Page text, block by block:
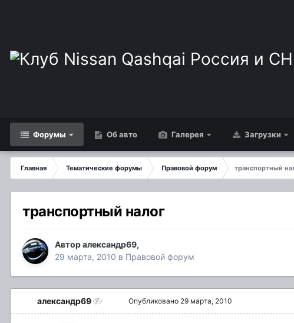
Форумы Об авто Галерея Загрузки
Главная Тематические форумы Правовой форум
транспортный
транспортный налог
Авторалександр69,
29 марта, 2010 в Правовой форум
александр69 Опубликовано 29 марта, 2010